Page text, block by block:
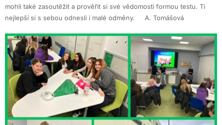
mohli také zasoutěžit a prověřit si své vědomosti formou testu. Ti
nejlepší si s sebou odnesli i malé odměny. A. Tomášová